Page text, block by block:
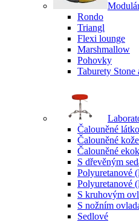
Rondo
Triangl
Flexi lounge
Marshmallow
Pohovky
Taburety Stone
Čalouněné
Čalouněné
Čalouněné
S dřevěným
Polyuretanové
Polyuretanové
S kruhovým
S nožním
Sedlové